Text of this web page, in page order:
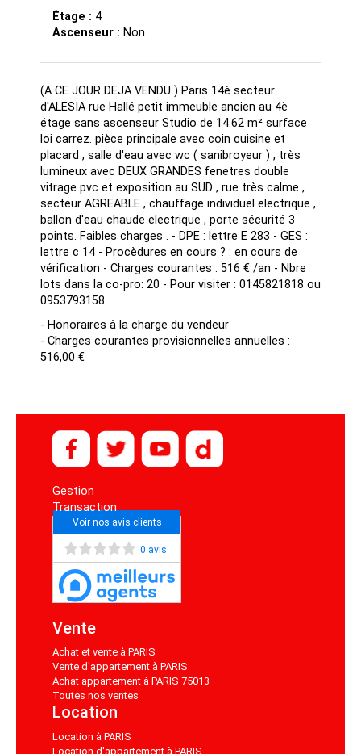
Étage : 4
Ascenseur : Non
(A CE JOUR DEJA VENDU ) Paris 14è secteur
d'ALESIA rue Hallé petit immeuble ancien au 4è
étage sans ascenseur Studio de 14.62 m² surface
loi carrez. pièce principale avec coin cuisine et
placard , salle d'eau avec wc ( sanibroyeur ) , très
lumineux avec DEUX GRANDES fenetres double
vitrage pvc et exposition au SUD , rue très calme ,
secteur AGREABLE , chauffage individuel electrique ,
ballon d'eau chaude electrique , porte sécurité 3
points. Faibles charges . - DPE : lettre E 283 - GES :
lettre c 14 - Procèdures en cours ? : en cours de
vérification - Charges courantes : 516 € /an - Nbre
lots dans la co-pro: 20 - Pour visiter : 0145821818 ou
0953793158.
- Honoraires à la charge du vendeur
- Charges courantes provisionnelles annuelles :
516,00 €
Gestion
Transaction
Voir nos avis clients
0 avis
Vente
Achat et vente à PARIS
Vente d'appartement à PARIS
Achat appartement à PARIS 75013
Toutes nos ventes
Location
Location à PARIS
Location d'appartement à PARIS